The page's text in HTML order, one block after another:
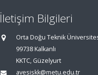
İletişim Bilgileri
Orta Doğu Teknik
99738 Kalkanlı
KKTC, Güzelyurt
avesiskk@metu.edu.tr